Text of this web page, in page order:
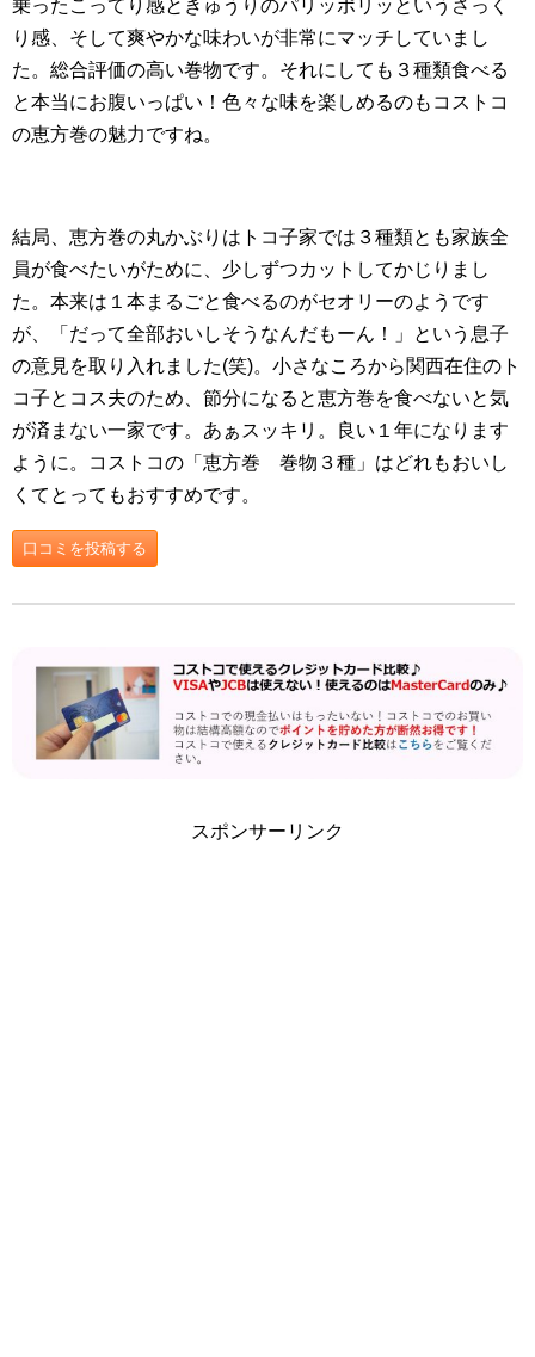
乗ったこってり感ときゅうりのパリッポリッというさっく
り感、そして爽やかな味わいが非常にマッチしていまし
た。総合評価の高い巻物です。それにしても３種類食べる
と本当にお腹いっぱい！色々な味を楽しめるのもコストコ
の恵方巻の魅力ですね。
結局、恵方巻の丸かぶりはトコ子家では３種類とも家族全
員が食べたいがために、少しずつカットしてかじりまし
た。本来は１本まるごと食べるのがセオリーのようです
が、「だって全部おいしそうなんだもーん！」という息子
の意見を取り入れました(笑)。小さなころから関西在住のト
コ子とコス夫のため、節分になると恵方巻を食べないと気
が済まない一家です。あぁスッキリ。良い１年になります
ように。コストコの「恵方巻 巻物３種」はどれもおいし
くてとってもおすすめです。
口コミを投稿する
スポンサーリンク